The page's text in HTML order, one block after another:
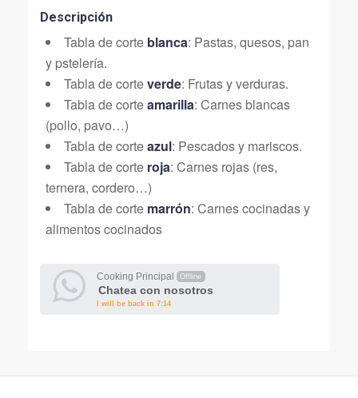
Descripción
Tabla de corte blanca: Pastas, quesos, pan
y pstelería.
Tabla de corteverde: Frutas y verduras.
Tabla de corteamarilla: Carnes blancas
(pollo, pavo…)
Tabla de corteazul: Pescados y mariscos.
Tabla de corte roja: Carnes rojas (res,
ternera, cordero…)
Tabla de corte marrón: Carnes cocinadas y
alimentos cocinados
Cooking Principal Offline
Chatea con nosotros
I will be back in 7:14